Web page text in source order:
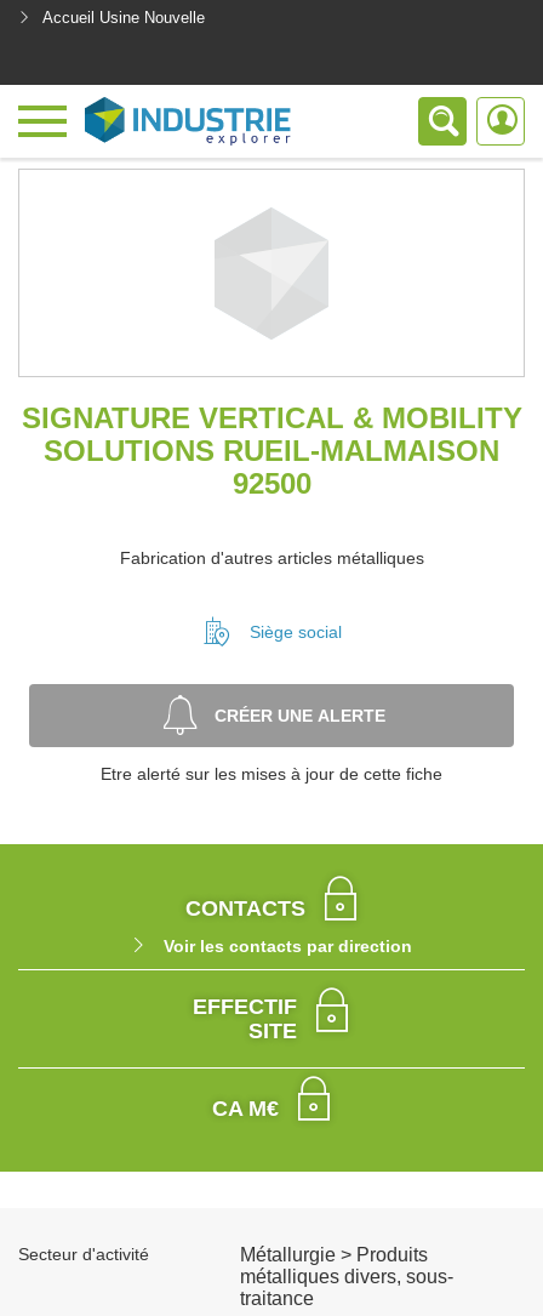
Accueil Usine Nouvelle
SIGNATURE VERTICAL & MOBILITY
SOLUTIONS RUEIL-MALMAISON
92500
Fabrication d'autres articles métalliques
Siège social
CRÉER UNE ALERTE
Etre alerté sur les mises à jour de cette fiche
CONTACTS
Voir les contacts par direction
EFFECTIF
SITE
CA M€
Secteur d'activité
Métallurgie > Produits
métalliques divers, sous-
traitance